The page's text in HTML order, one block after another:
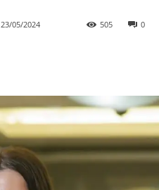
23/05/2024 0
505